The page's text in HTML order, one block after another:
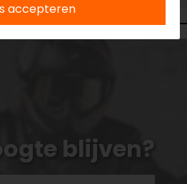
blijven?
accepteren